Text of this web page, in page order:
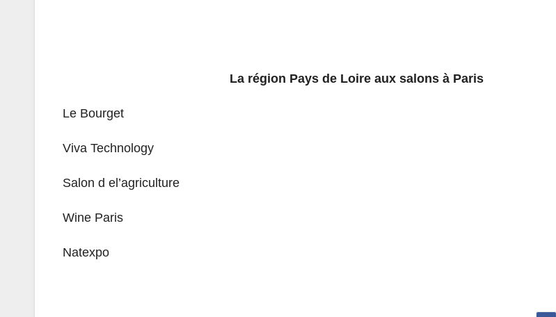
La région Pays de Loire aux salons à Paris
Le Bourget
Viva Technology
Salon d el’agriculture
Wine Paris
Natexpo